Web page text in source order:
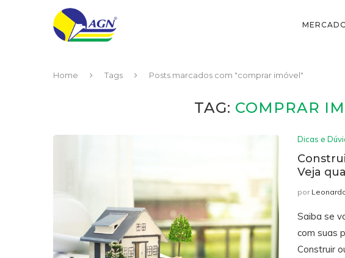
Home Tags Posts marcados com "comprar imóvel"
TAG: COMPRAR
Dicas e
Veja
por
Saiba se
com suas
Construir